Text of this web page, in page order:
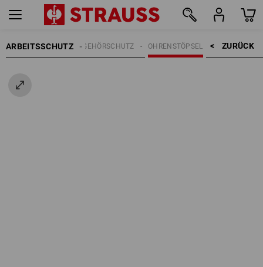
ARBEITSSCHUTZ ZURÜCK    >
OHRENSTÖPSEL
GEHÖRSCHUTZ